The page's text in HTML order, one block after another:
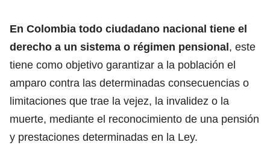
En Colombia todo ciudadano nacional tiene el
derecho a un sistema o régimen pensional, este
tiene como objetivo garantizar a la población el
amparo contra las determinadas consecuencias o
limitaciones que trae la vejez, la invalidez o la
muerte, mediante el reconocimiento de una pensión
y prestaciones determinadas en la Ley.